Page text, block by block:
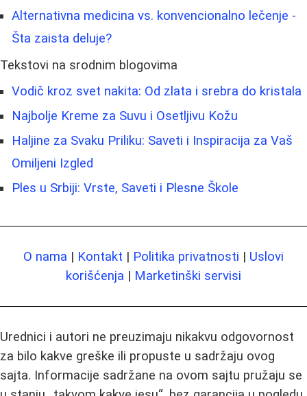
Alternativna medicina vs. konvencionalno lečenje -
Šta zaista deluje?
Tekstovi na srodnim blogovima
Vodič kroz svet nakita: Od zlata i srebra do kristala
Najbolje Kreme za Suvu i Osetljivu Kožu
Haljine za Svaku Priliku: Saveti i Inspiracija za Vaš
Omiljeni Izgled
Ples u Srbiji: Vrste, Saveti i Plesne Škole
O nama | Kontakt | Politika privatnosti | Uslovi
korišćenja | Marketinški servisi
Urednici i autori ne preuzimaju nikakvu odgovornost
za bilo kakve greške ili propuste u sadržaju ovog
sajta. Informacije sadržane na ovom sajtu pružaju se